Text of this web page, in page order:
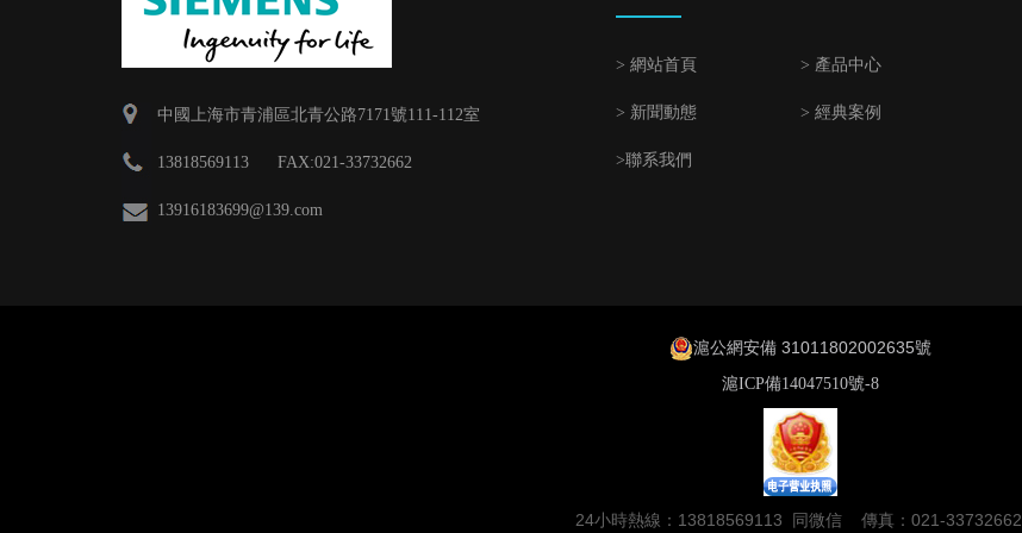
中國上海市青浦區北青公路7171號111-112室
13818569113 FAX:021-33732662
13916183699@139.com
> 網站首頁 > 產品中心
> 新聞動態 > 經典案例
>聯系我們
滬公網安備 31011802002635號
滬ICP備14047510號-8
24小時熱線：13818569113 同微信 傳真：021-33732662